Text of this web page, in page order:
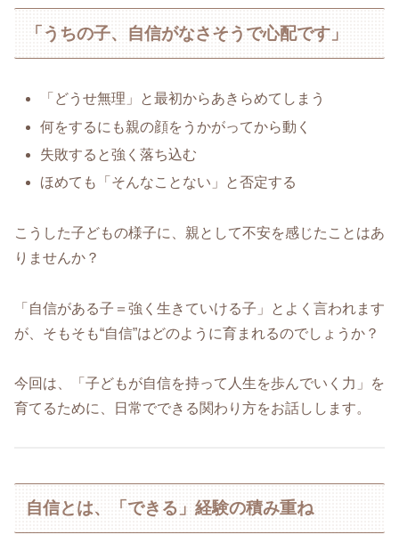
「うちの子、自信がなさそうで心配です」
「どうせ無理」と最初からあきらめてしまう
何をするにも親の顔をうかがってから動く
失敗すると強く落ち込む
ほめても「そんなことない」と否定する
こうした子どもの様子に、親として不安を感じたことはあ
りませんか？
「自信がある子＝強く生きていける子」とよく言われます
が、そもそも“自信”はどのように育まれるのでしょうか？
今回は、「子どもが自信を持って人生を歩んでいく力」を
育てるために、日常でできる関わり方をお話しします。
自信とは、「できる」経験の積み重ね